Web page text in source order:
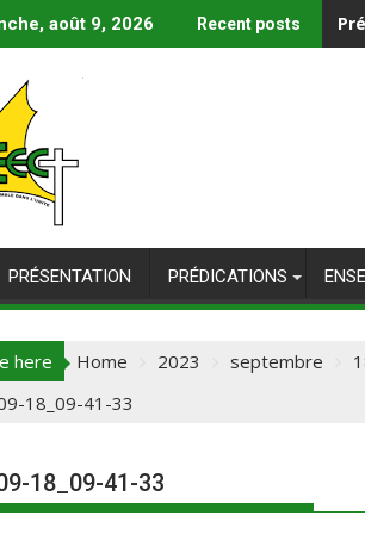
août 9, 2026 Recent posts
PRÉSENTATION PRÉDICATIONS
here Home 2023 septembre
18_09-41-33
18_09-41-33